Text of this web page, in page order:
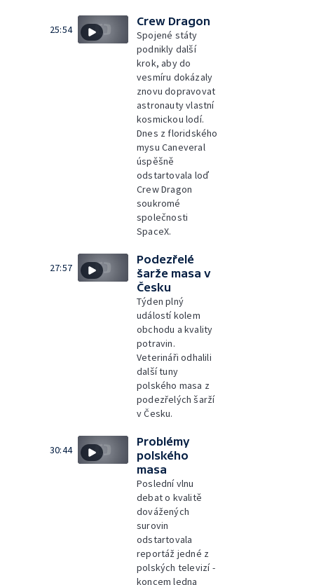
25:54
Crew Dragon
Spojené státy
podnikly další
krok, aby do
vesmíru dokázaly
znovu dopravovat
astronauty vlastní
kosmickou lodí.
Dnes z floridského
mysu Caneveral
úspěšně
odstartovala loď
Crew Dragon
soukromé
společnosti
SpaceX.
27:57
Podezřelé
šarže masa v
Česku
Týden plný
událostí kolem
obchodu a kvality
potravin.
Veterináři odhalili
další tuny
polského masa z
podezřelých šarží
v Česku.
30:44
Problémy
polského
masa
Poslední vlnu
debat o kvalitě
dovážených
surovin
odstartovala
reportáž jedné z
polských televizí -
koncem ledna